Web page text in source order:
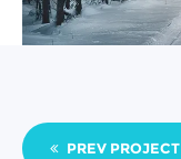
PREV PROJECT